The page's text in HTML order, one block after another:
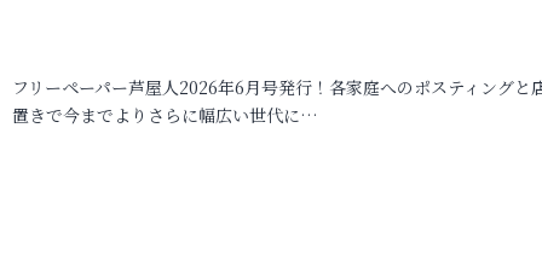
フリーペーパー芦屋人2026年6月号発行！各家庭へのポスティングと
置きで今までよりさらに幅広い世代に…